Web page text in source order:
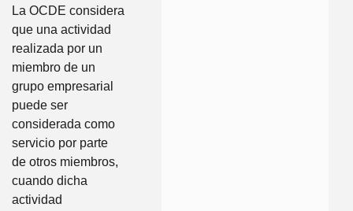
La OCDE considera
que una actividad
realizada por un
miembro de un
grupo empresarial
puede ser
considerada como
servicio por parte
de otros miembros,
cuando dicha
actividad